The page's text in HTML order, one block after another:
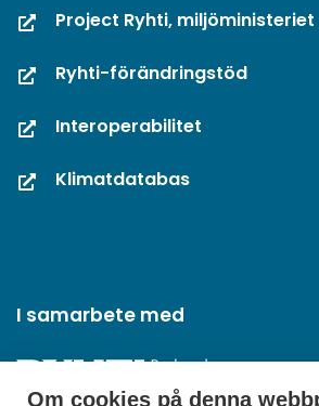
Om cookies på denna
Project Ryhti, miljöministeriet
Ryhti-förändringstöd
Interoperabilitet
Klimatdatabas
I samarbete med